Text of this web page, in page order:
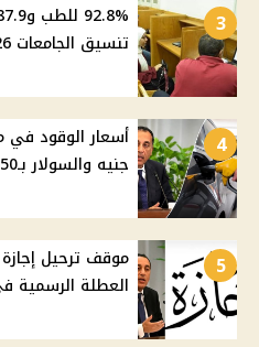
3
تنسيق الجامعات 2026 وأماكن المرحلة الثانية
4
جنيه والسولار بـ20.50 جنيه
5
العطلة الرسمية